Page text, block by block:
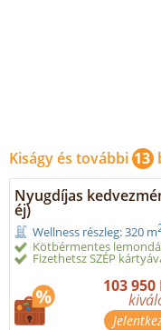
Kiságy és további 13
Nyugdíjas
éj)
Wellness részleg: 320 m
Kötbérmentes
Fizethetsz SZÉP
103